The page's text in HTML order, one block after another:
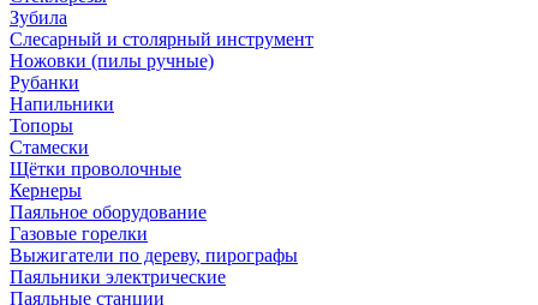
Зубила
Слесарный и столярный инструмент
Ножовки (пилы ручные)
Рубанки
Напильники
Топоры
Стамески
Щётки проволочные
Кернеры
Паяльное оборудование
Газовые горелки
Выжигатели по дереву, пирографы
Паяльники электрические
Паяльные станции